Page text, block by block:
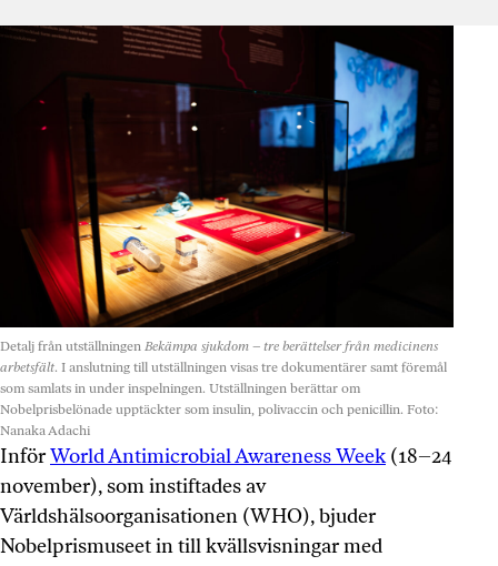
Detalj från utställningen Bekämpa sjukdom – tre berättelser från medicinens
arbetsfält. I anslutning till utställningen visas tre dokumentärer samt föremål
som samlats in under inspelningen. Utställningen berättar om
Nobelprisbelönade upptäckter som insulin, polivaccin och penicillin. Foto:
Nanaka Adachi
InförWorld Antimicrobial Awareness Week(18–24
november), som instiftades av
Världshälsoorganisationen (WHO), bjuder
Nobelprismuseet in till kvällsvisningar med